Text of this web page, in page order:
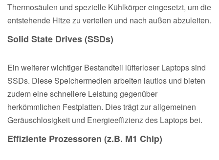
Thermosäulen und spezielle Kühlkörper eingesetzt, um die
entstehende Hitze zu verteilen und nach außen abzuleiten.
Solid State Drives (SSDs)
Ein weiterer wichtiger Bestandteil lüfterloser Laptops sind
SSDs. Diese Speichermedien arbeiten lautlos und bieten
zudem eine schnellere Leistung gegenüber
herkömmlichen Festplatten. Dies trägt zur allgemeinen
Geräuschlosigkeit und Energieeffizienz des Laptops bei.
Effiziente Prozessoren (z.B. M1 Chip)